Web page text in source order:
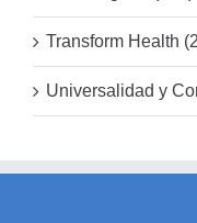
Transform Health
Universalidad y